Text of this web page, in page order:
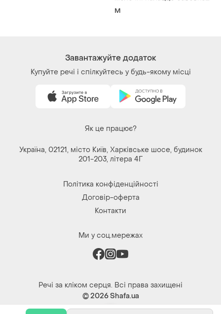
жіночі м
M
Завантажуйте додаток
Купуйте речі і спілкуйтесь у будь-якому місці
Як це працює?
Україна, 02121, місто Київ, Харківське шосе, будинок
201-203, літера 4Г
Політика конфіденційності
Договір-оферта
Контакти
Ми у соц.мережах
Речі за кліком серця. Всі права захищені
© 2026Shafa.ua